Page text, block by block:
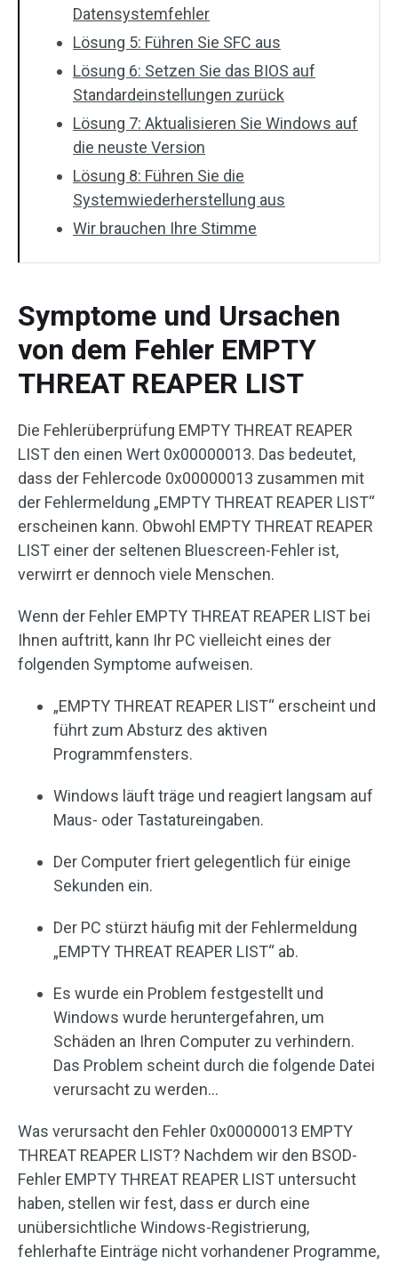
Datensystemfehler
Lösung 5: Führen Sie SFC aus
Lösung 6: Setzen Sie das BIOS auf
Standardeinstellungen zurück
Lösung 7: Aktualisieren Sie Windows auf
die neuste Version
Lösung 8: Führen Sie die
Systemwiederherstellung aus
Wir brauchen Ihre Stimme
Symptome und Ursachen
von dem Fehler EMPTY
THREAT REAPER LIST
Die Fehlerüberprüfung EMPTY THREAT REAPER
LIST den einen Wert 0x00000013. Das bedeutet,
dass der Fehlercode 0x00000013 zusammen mit
der Fehlermeldung „EMPTY THREAT REAPER LIST“
erscheinen kann. Obwohl EMPTY THREAT REAPER
LIST einer der seltenen Bluescreen-Fehler ist,
verwirrt er dennoch viele Menschen.
Wenn der Fehler EMPTY THREAT REAPER LIST bei
Ihnen auftritt, kann Ihr PC vielleicht eines der
folgenden Symptome aufweisen.
„EMPTY THREAT REAPER LIST“ erscheint und
führt zum Absturz des aktiven
Programmfensters.
Windows läuft träge und reagiert langsam auf
Maus- oder Tastatureingaben.
Der Computer friert gelegentlich für einige
Sekunden ein.
Der PC stürzt häufig mit der Fehlermeldung
„EMPTY THREAT REAPER LIST“ ab.
Es wurde ein Problem festgestellt und
Windows wurde heruntergefahren, um
Schäden an Ihren Computer zu verhindern.
Das Problem scheint durch die folgende Datei
verursacht zu werden…
Was verursacht den Fehler 0x00000013 EMPTY
THREAT REAPER LIST? Nachdem wir den BSOD-
Fehler EMPTY THREAT REAPER LIST untersucht
haben, stellen wir fest, dass er durch eine
unübersichtliche Windows-Registrierung,
fehlerhafte Einträge nicht vorhandener Programme,